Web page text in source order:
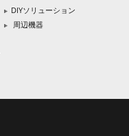
DIYソリューション
周辺機器